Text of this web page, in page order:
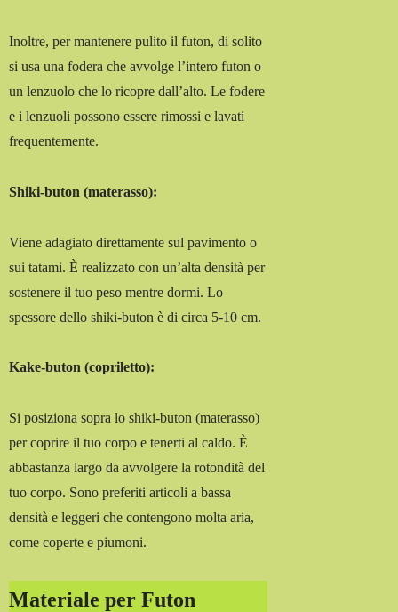
Inoltre, per mantenere pulito il futon, di solito
si usa una fodera che avvolge l’intero futon o
un lenzuolo che lo ricopre dall’alto. Le fodere
e i lenzuoli possono essere rimossi e lavati
frequentemente.
Shiki-buton (materasso):
Viene adagiato direttamente sul pavimento o
sui tatami. È realizzato con un’alta densità per
sostenere il tuo peso mentre dormi. Lo
spessore dello shiki-buton è di circa 5-10 cm.
Kake-buton (copriletto):
Si posiziona sopra lo shiki-buton (materasso)
per coprire il tuo corpo e tenerti al caldo. È
abbastanza largo da avvolgere la rotondità del
tuo corpo. Sono preferiti articoli a bassa
densità e leggeri che contengono molta aria,
come coperte e piumoni.
Materiale per Futon